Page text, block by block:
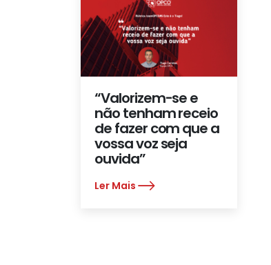
“Valorizem-se e
não tenham receio
de fazer com que a
vossa voz seja
ouvida”
Ler Mais